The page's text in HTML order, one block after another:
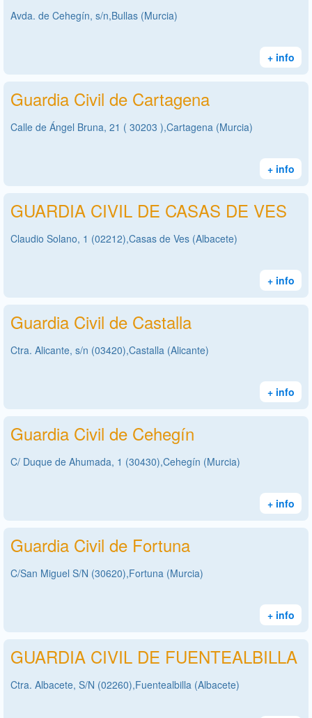
Avda. de Cehegín, s/n,Bullas (Murcia)
+ info
Guardia Civil de Cartagena
Calle de Ángel Bruna, 21 ( 30203 ),Cartagena (Murcia)
+ info
GUARDIA CIVIL DE CASAS DE VES
Claudio Solano, 1 (02212),Casas de Ves (Albacete)
+ info
Guardia Civil de Castalla
Ctra. Alicante, s/n (03420),Castalla (Alicante)
+ info
Guardia Civil de Cehegín
C/ Duque de Ahumada, 1 (30430),Cehegín (Murcia)
+ info
Guardia Civil de Fortuna
C/San Miguel S/N (30620),Fortuna (Murcia)
+ info
GUARDIA CIVIL DE FUENTEALBILLA
Ctra. Albacete, S/N (02260),Fuentealbilla (Albacete)